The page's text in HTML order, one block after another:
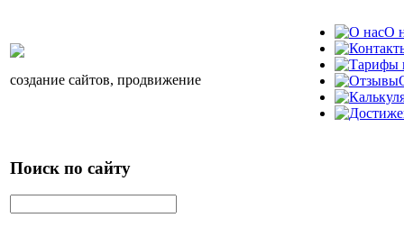
создание сайтов, продвижение
О
Поиск по сайту